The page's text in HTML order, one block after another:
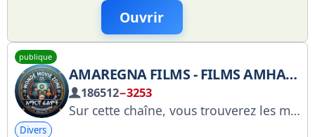
Ouvrir
publique
AMAREGNA FILMS - FILMS AMHARIQUES
186512−3253
Sur cette chaîne, vous trouverez les meilleurs films et séries dramatiques amhariques récents du monde entier. Pour toute publicité : @Wolde_28
Divers